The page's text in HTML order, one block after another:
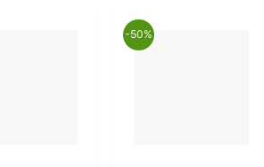
-50%